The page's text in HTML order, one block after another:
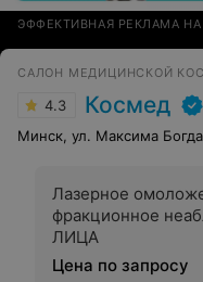
ЭФФЕКТИВНАЯ РЕКЛАМА НА
САЛОН МЕДИЦИНСКОЙ
4.3 Космед
Минск, ул. Максима
Лазерное
фракционное
ЛИЦА
Цена по запросу